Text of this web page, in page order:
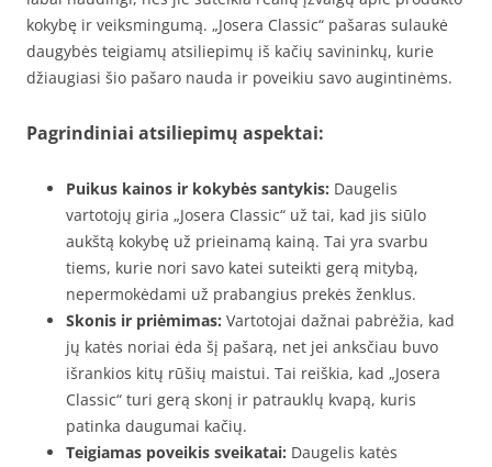
kokybę ir veiksmingumą. „Josera Classic“ pašaras sulaukė
daugybės teigiamų atsiliepimų iš kačių savininkų, kurie
džiaugiasi šio pašaro nauda ir poveikiu savo augintinėms.
Pagrindiniai atsiliepimų aspektai:
Puikus kainos ir kokybės santykis: Daugelis
vartotojų giria „Josera Classic“ už tai, kad jis siūlo
aukštą kokybę už prieinamą kainą. Tai yra svarbu
tiems, kurie nori savo katei suteikti gerą mitybą,
nepermokėdami už prabangius prekės ženklus.
Skonis ir priėmimas: Vartotojai dažnai pabrėžia, kad
jų katės noriai ėda šį pašarą, net jei anksčiau buvo
išrankios kitų rūšių maistui. Tai reiškia, kad „Josera
Classic“ turi gerą skonį ir patrauklų kvapą, kuris
patinka daugumai kačių.
Teigiamas poveikis sveikatai: Daugelis katės